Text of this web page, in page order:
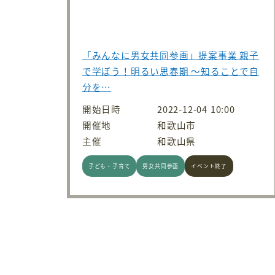
「みんなに男女共同参画」提案事業 親子
で学ぼう！明るい思春期 ～知ることで自
分を…
開始日時
2022-12-04 10:00
開催地
和歌山市
主催
和歌山県
子ども・子育て 男女共同参画 イベント終了